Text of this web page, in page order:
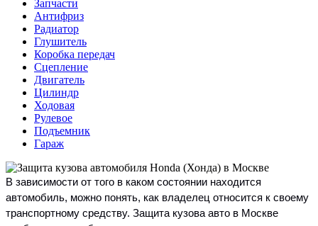
Запчасти
Антифриз
Радиатор
Глушитель
Коробка передач
Сцепление
Двигатель
Цилиндр
Ходовая
Рулевое
Подъемник
Гараж
В зависимости от того в каком состоянии находится
автомобиль, можно понять, как владелец относится к своему
транспортному средству. Защита кузова авто в Москве